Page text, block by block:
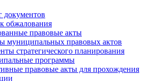
документов
обжалования
правовые акты
муниципальных правовых актов
стратегического планирования
программы
правовые акты для прохождения